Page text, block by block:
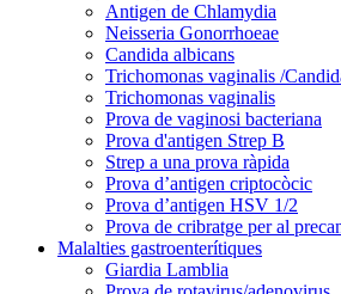
Antigen de Chlamydia
Neisseria Gonorrhoeae
Candida albicans
Trichomonas vaginalis /
Trichomonas vaginalis
Prova de vaginosi bacteriana
Prova d'antigen Strep B
Strep a una prova ràpida
Prova d’antigen criptocòcic
Prova d’antigen HSV 1/2
Prova de cribratge per al
Malalties gastroenterítiques
Giardia Lamblia